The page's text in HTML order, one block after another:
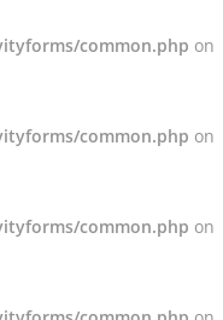
common.php on
common.php on
common.php on